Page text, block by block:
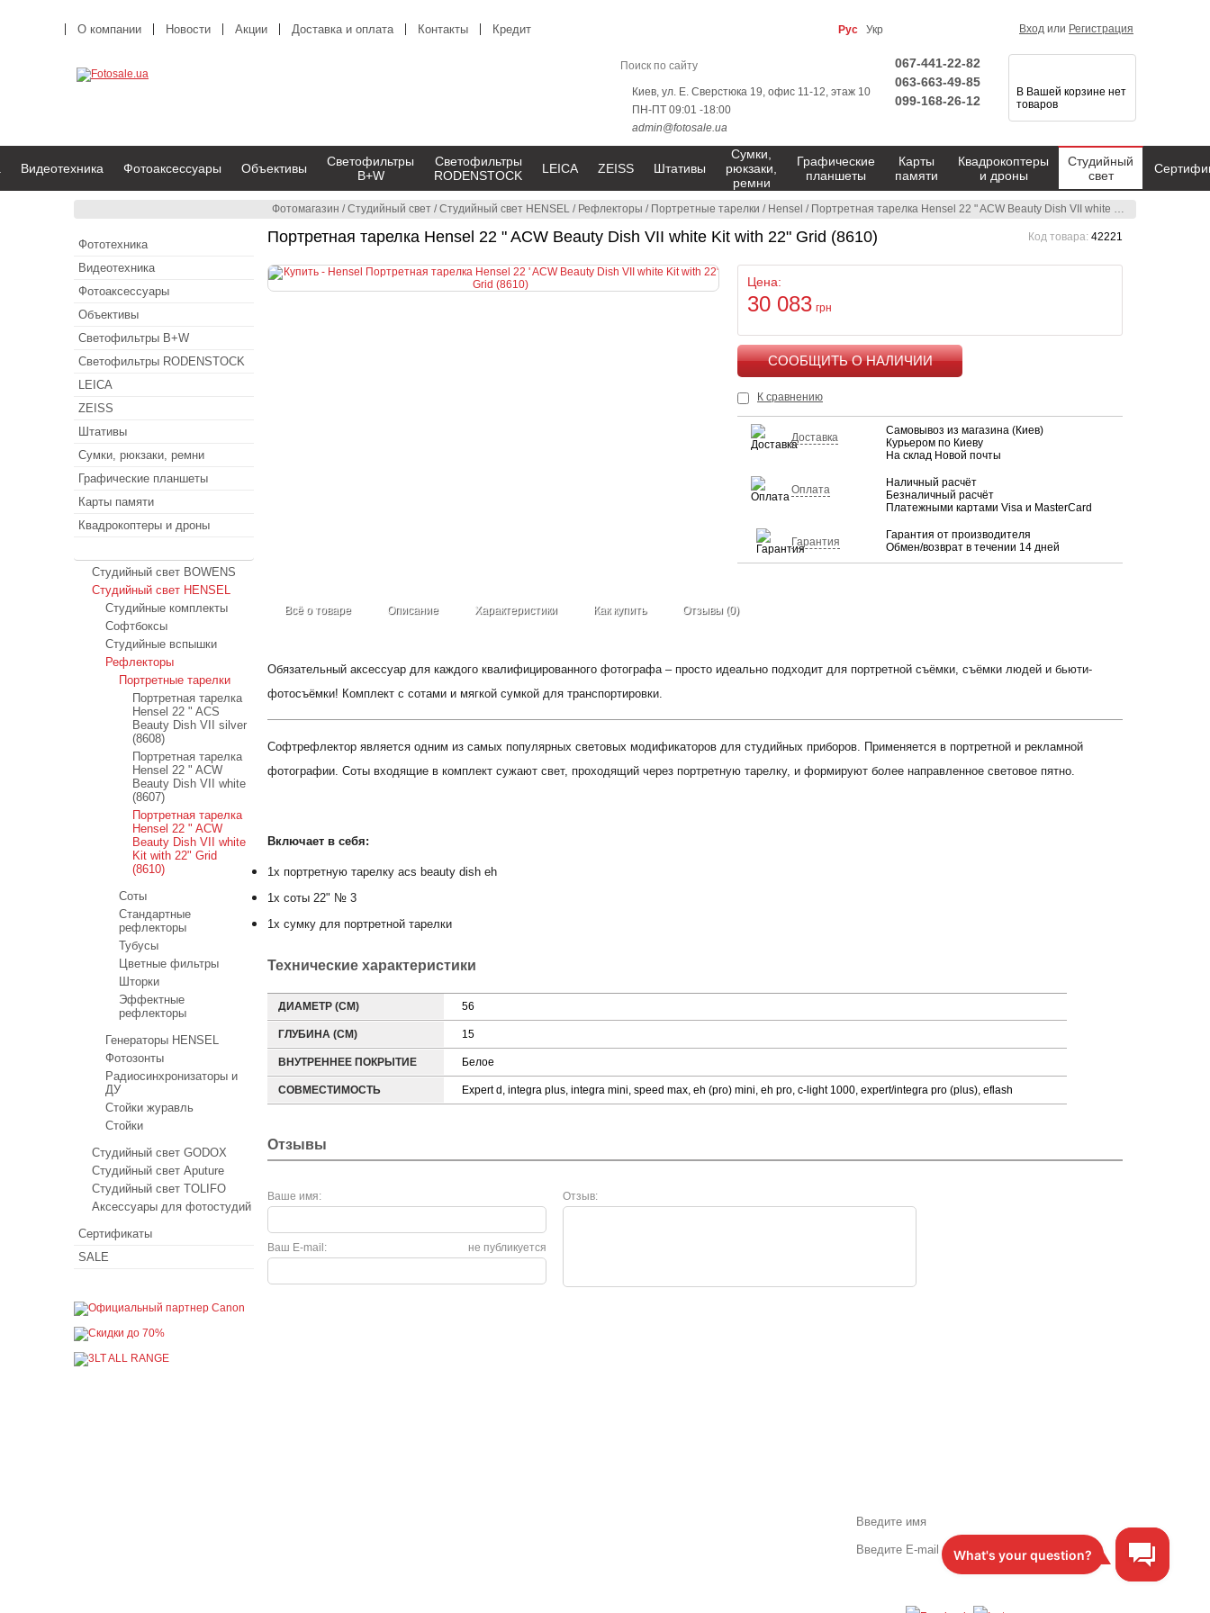
Фотомагазин /Студийный свет /Студийный свет HENSEL / Рефлекторы / Портретные тарелки / Hensel / Портретная тарелка Hensel 22 " ACW Beauty Dish VII white Kit with 22" Grid (8610)
Портретная тарелка Hensel 22 " ACW Beauty Dish VII white Kit with 22" Grid (8610) Код товара: 42221
Цена:
30 083 грн
К сравнению
Доставка
Самовывоз из магазина (Киев)
Курьером по Киеву
На склад Новой почты
Оплата
Наличный расчёт
Безналичный расчёт
Платежными картами Visa и MasterCard
Гарантия
Гарантия от производителя
Обмен/возврат в течении 14 дней
Всё о товаре Описание Характеристики Как купить Отзывы (0)
Обязательный аксессуар для каждого квалифицированного фотографа – просто идеально подходит для портретной съёмки, съёмки людей и бьюти-
фотосъёмки! Комплект с сотами и мягкой сумкой для транспортировки.
Софтрефлектор является одним из самых популярных световых модификаторов для студийных приборов. Применяется в портретной и рекламной
фотографии. Соты входящие в комплект сужают свет, проходящий через портретную тарелку, и формируют более направленное световое пятно.
Включает в себя:
1x портретную тарелку acs beauty dish eh
1x соты 22" № 3
1x сумку для портретной тарелки
Технические характеристики
ДИАМЕТР (СМ) 56
ГЛУБИНА (СМ) 15
ВНУТРЕННЕЕ ПОКРЫТИЕ Белое
СОВМЕСТИМОСТЬ Expert d, integra plus, integra mini, speed max, eh (pro) mini, eh pro, c-light 1000, expert/integra pro (plus), eflash
Отзывы
Ваше имя: Отзыв:
не публикуется
Ваш E-mail:
О компании Новости Акции Доставка и оплата Контакты Кредит Рус Укр Вход или Регистрация
Киев, ул. Е. Сверстюка 19, офис 11-12, этаж 10
ПН-ПТ 09:01 -18:00
admin@fotosale.ua
067-441-22-82
063-663-49-85
099-168-26-12
В Вашей корзине нет
товаров
Видеотехника Фотоаксессуары Объективы
Светофильтры
B+W
Светофильтры
RODENSTOCK
LEICA ZEISS Штативы
Сумки,
рюкзаки,
ремни
Графические
планшеты
Карты
памяти
Квадрокоптеры
и дроны
Студийный
свет
Фототехника
Видеотехника
Фотоаксессуары
Объективы
Светофильтры B+W
Светофильтры RODENSTOCK
LEICA
ZEISS
Штативы
Сумки, рюкзаки, ремни
Графические планшеты
Карты памяти
Квадрокоптеры и дроны
Студийный свет BOWENS
Студийный свет HENSEL
Студийные комплекты
Софтбоксы
Студийные вспышки
Рефлекторы
Портретные тарелки
Портретная тарелка
Hensel 22 " ACS
Beauty Dish VII silver
(8608)
Портретная тарелка
Hensel 22 " ACW
Beauty Dish VII white
(8607)
Портретная тарелка
Hensel 22 " ACW
Beauty Dish VII white
Kit with 22" Grid
(8610)
Соты
Стандартные
рефлекторы
Тубусы
Цветные фильтры
Шторки
Эффектные
рефлекторы
Генераторы HENSEL
Фотозонты
Радиосинхронизаторы и
ДУ
Стойки журавль
Стойки
Студийный свет GODOX
Студийный свет Aputure
Студийный свет TOLIFO
Аксессуары для фотостудий
Сертификаты
SALE